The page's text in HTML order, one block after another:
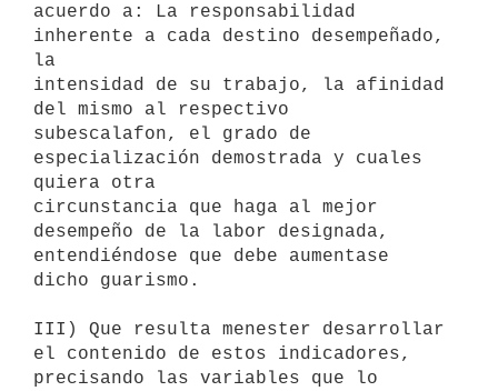
acuerdo a: La responsabilidad
inherente a cada destino desempeñado,
la
intensidad de su trabajo, la afinidad
del mismo al respectivo
subescalafon, el grado de
especialización demostrada y cuales
quiera otra
circunstancia que haga al mejor
desempeño de la labor designada,
entendiéndose que debe aumentase
dicho guarismo.
III) Que resulta menester desarrollar
el contenido de estos indicadores,
precisando las variables que lo